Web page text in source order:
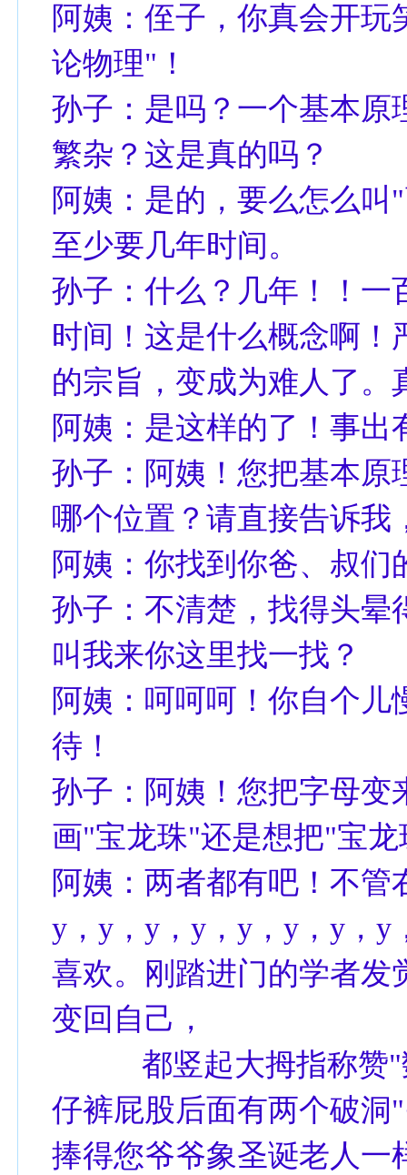
阿姨：侄子，你真会开
论物理"！
孙子：是吗？一个基本原
繁杂？这是真的吗？
阿姨：是的，要么怎么
至少要几年时间。
孙子：什么？几年！！一
时间！这是什么概念啊！
的宗旨，变成为难人了。
阿姨：是这样的了！事出
孙子：阿姨！您把基本
哪个位置？请直接告诉我
阿姨：你找到你爸、叔们
孙子：不清楚，找得头晕
叫我来你这里找一找？
阿姨：呵呵呵！你自个
待！
孙子：阿姨！您把字母变
画"宝龙珠"还是想把"宝
阿姨：两者都有吧！不
y，y，y，y，y，y，y，y
喜欢。刚踏进门的学者发
变回自己，
都竖起大拇指称赞"数
仔裤屁股后面有两个破
捧得您爷爷象圣诞老人一